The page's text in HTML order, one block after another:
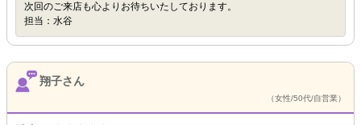
次回のご来店も心よりお待ちいたしております。
担当：水谷
翔子さん
（女性/50代/自営業）